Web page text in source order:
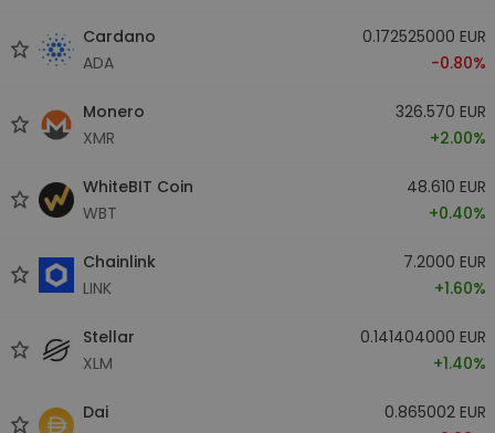
Cardano
ADA
0.172525000 EUR
-0.80%
Monero
XMR
326.570 EUR
+2.00%
WhiteBIT Coin
WBT
48.610 EUR
+0.40%
Chainlink
LINK
7.2000 EUR
+1.60%
Stellar
XLM
0.141404000 EUR
+1.40%
Dai
0.865002 EUR